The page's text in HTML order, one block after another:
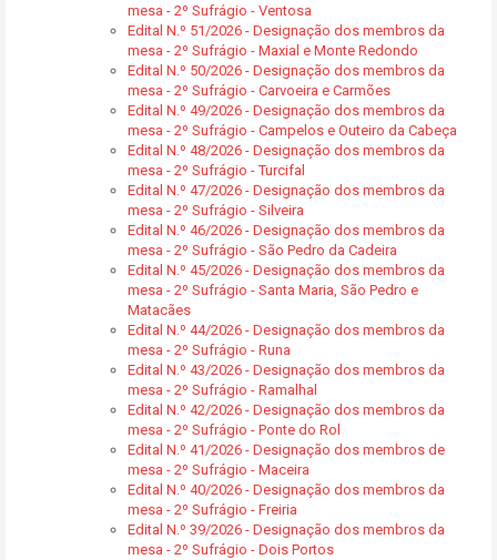
mesa - 2º Sufrágio - Ventosa
Edital N.º 51/2026 - Designação dos membros da
mesa - 2º Sufrágio - Maxial e Monte Redondo
Edital N.º 50/2026 - Designação dos membros da
mesa - 2º Sufrágio - Carvoeira e Carmões
Edital N.º 49/2026 - Designação dos membros da
mesa - 2º Sufrágio - Campelos e Outeiro da Cabeça
Edital N.º 48/2026 - Designação dos membros da
mesa - 2º Sufrágio - Turcifal
Edital N.º 47/2026 - Designação dos membros da
mesa - 2º Sufrágio - Silveira
Edital N.º 46/2026 - Designação dos membros da
mesa - 2º Sufrágio - São Pedro da Cadeira
Edital N.º 45/2026 - Designação dos membros da
mesa - 2º Sufrágio - Santa Maria, São Pedro e
Matacães
Edital N.º 44/2026 - Designação dos membros da
mesa - 2º Sufrágio - Runa
Edital N.º 43/2026 - Designação dos membros da
mesa - 2º Sufrágio - Ramalhal
Edital N.º 42/2026 - Designação dos membros da
mesa - 2º Sufrágio - Ponte do Rol
Edital N.º 41/2026 - Designação dos membros de
mesa - 2º Sufrágio - Maceira
Edital N.º 40/2026 - Designação dos membros da
mesa - 2º Sufrágio - Freiria
Edital N.º 39/2026 - Designação dos membros da
mesa - 2º Sufrágio - Dois Portos